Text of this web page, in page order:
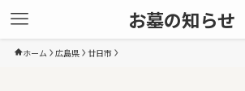
お墓の知らせ
ホーム 広島県 廿日市